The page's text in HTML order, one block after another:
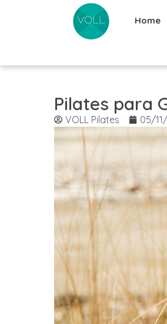
Home
Pilates para
VOLL Pilates 05/